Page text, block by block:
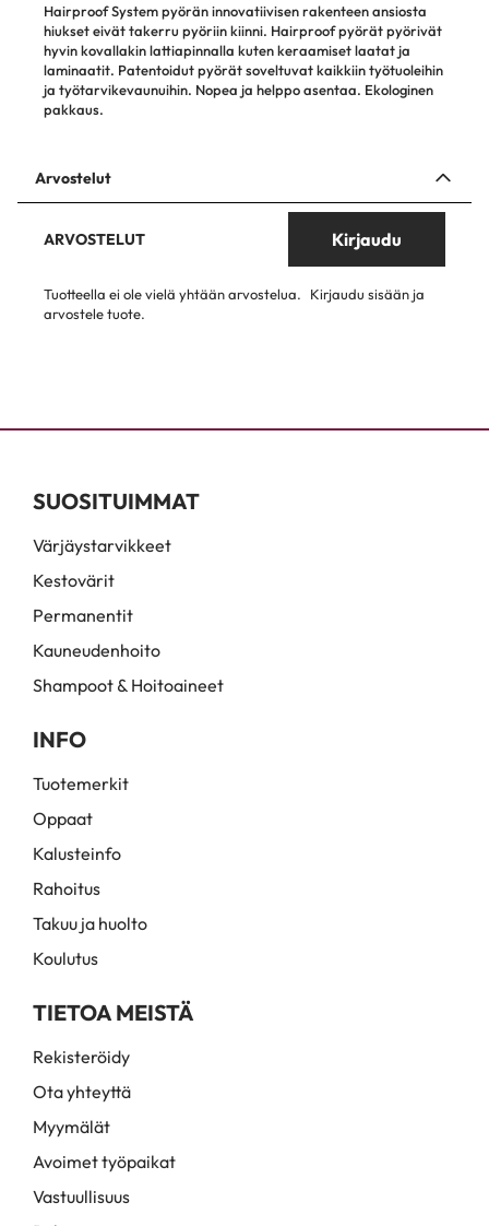
Hairproof System pyörän innovatiivisen rakenteen ansiosta
hiukset eivät takerru pyöriin kiinni. Hairproof pyörät pyörivät
hyvin kovallakin lattiapinnalla kuten keraamiset laatat ja
laminaatit. Patentoidut pyörät soveltuvat kaikkiin työtuoleihin
ja työtarvikevaunuihin. Nopea ja helppo asentaa. Ekologinen
pakkaus.
Arvostelut
ARVOSTELUT Kirjaudu
Tuotteella ei ole vielä yhtään arvostelua.
Kirjaudu sisään ja
arvostele tuote.
SUOSITUIMMAT
Värjäystarvikkeet
Kestovärit
Permanentit
Kauneudenhoito
Shampoot & Hoitoaineet
INFO
Tuotemerkit
Oppaat
Kalusteinfo
Rahoitus
Takuu ja huolto
Koulutus
TIETOA MEISTÄ
Rekisteröidy
Ota yhteyttä
Myymälät
Avoimet työpaikat
Vastuullisuus